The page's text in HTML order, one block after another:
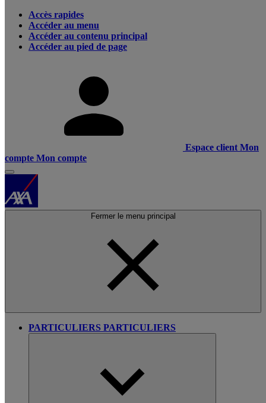
Accès rapides
Accéder au menu
Accéder au contenu principal
Accéder au pied de page
Espace client Mon
compte Mon compte
Fermer le menu principal
PARTICULIERS PARTICULIERS